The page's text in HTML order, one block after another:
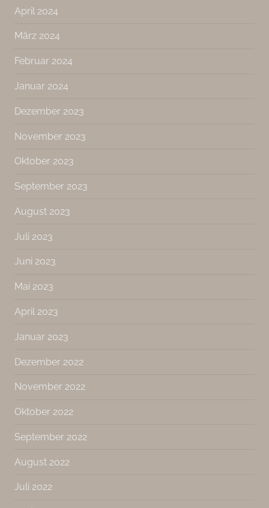
April 2024
März 2024
Februar 2024
Januar 2024
Dezember 2023
November 2023
Oktober 2023
September 2023
August 2023
Juli 2023
Juni 2023
Mai 2023
April 2023
Januar 2023
Dezember 2022
November 2022
Oktober 2022
September 2022
August 2022
Juli 2022